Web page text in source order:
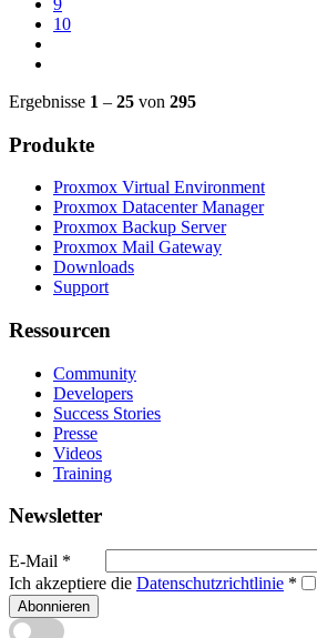
10
Ergebnisse 1 – 25 von 295
Produkte
Proxmox Virtual Environment
Proxmox Datacenter Manager
Proxmox Backup Server
Proxmox Mail Gateway
Downloads
Support
Ressourcen
Community
Developers
Success Stories
Presse
Videos
Training
Newsletter
E-Mail *
Ich akzeptiere die Datenschutzrichtlinie *
Abonnieren